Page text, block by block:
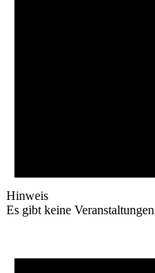
Hinweis
Es gibt keine